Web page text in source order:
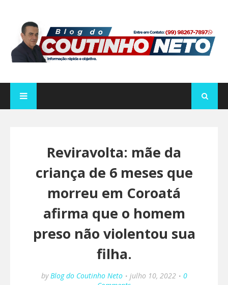
Reviravolta: mãe da
criança de 6 meses que
morreu em Coroatá
afirma que o homem
preso não violentou sua
filha.
by Blog do Coutinho Neto julho 10, 2022
0